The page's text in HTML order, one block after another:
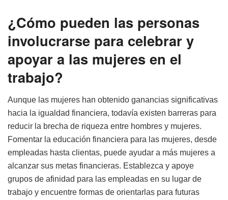
¿Cómo pueden las personas
involucrarse para celebrar y
apoyar a las mujeres en el
trabajo?
Aunque las mujeres han obtenido ganancias significativas
hacia la igualdad financiera, todavía existen barreras para
reducir la brecha de riqueza entre hombres y mujeres.
Fomentar la educación financiera para las mujeres, desde
empleadas hasta clientas, puede ayudar a más mujeres a
alcanzar sus metas financieras. Establezca y apoye
grupos de afinidad para las empleadas en su lugar de
trabajo y encuentre formas de orientarlas para futuras